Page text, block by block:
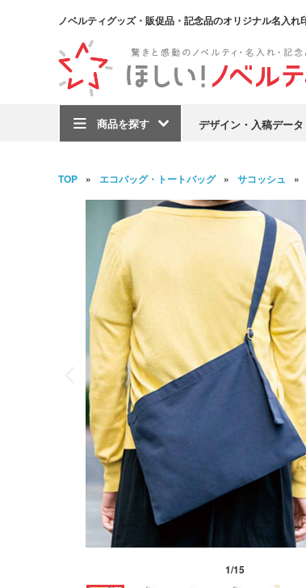
ノベルティグッズ・販促品・記念品のオリジナル名入れ
商品を探す デザイン・入稿データ
TOP エコバッグ・トートバッグ サコッシュ
1/15